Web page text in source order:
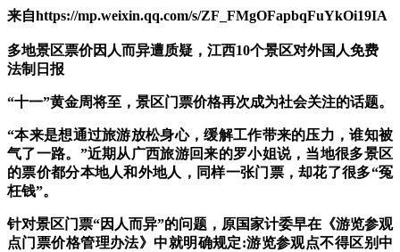
来自https://mp.weixin.qq.com/s/ZF_FMgOFapbqFuYkOi19IA
多地景区票价因人而异遭质疑，江西10个景区对外国人免费
法制日报
​​​“十一”黄金周将至，景区门票价格再次成为社会关注的话题。
“本来是想通过旅游放松身心，缓解工作带来的压力，谁知被
气了一路。”近期从广西旅游回来的罗小姐说，当地很多景区
的票价都分本地人和外地人，同样一张门票，却花了很多“冤
枉钱”。
针对景区门票“因人而异”的问题，原国家计委早在《游览参观
点门票价格管理办法》中就明确规定:游览参观点不得区别中